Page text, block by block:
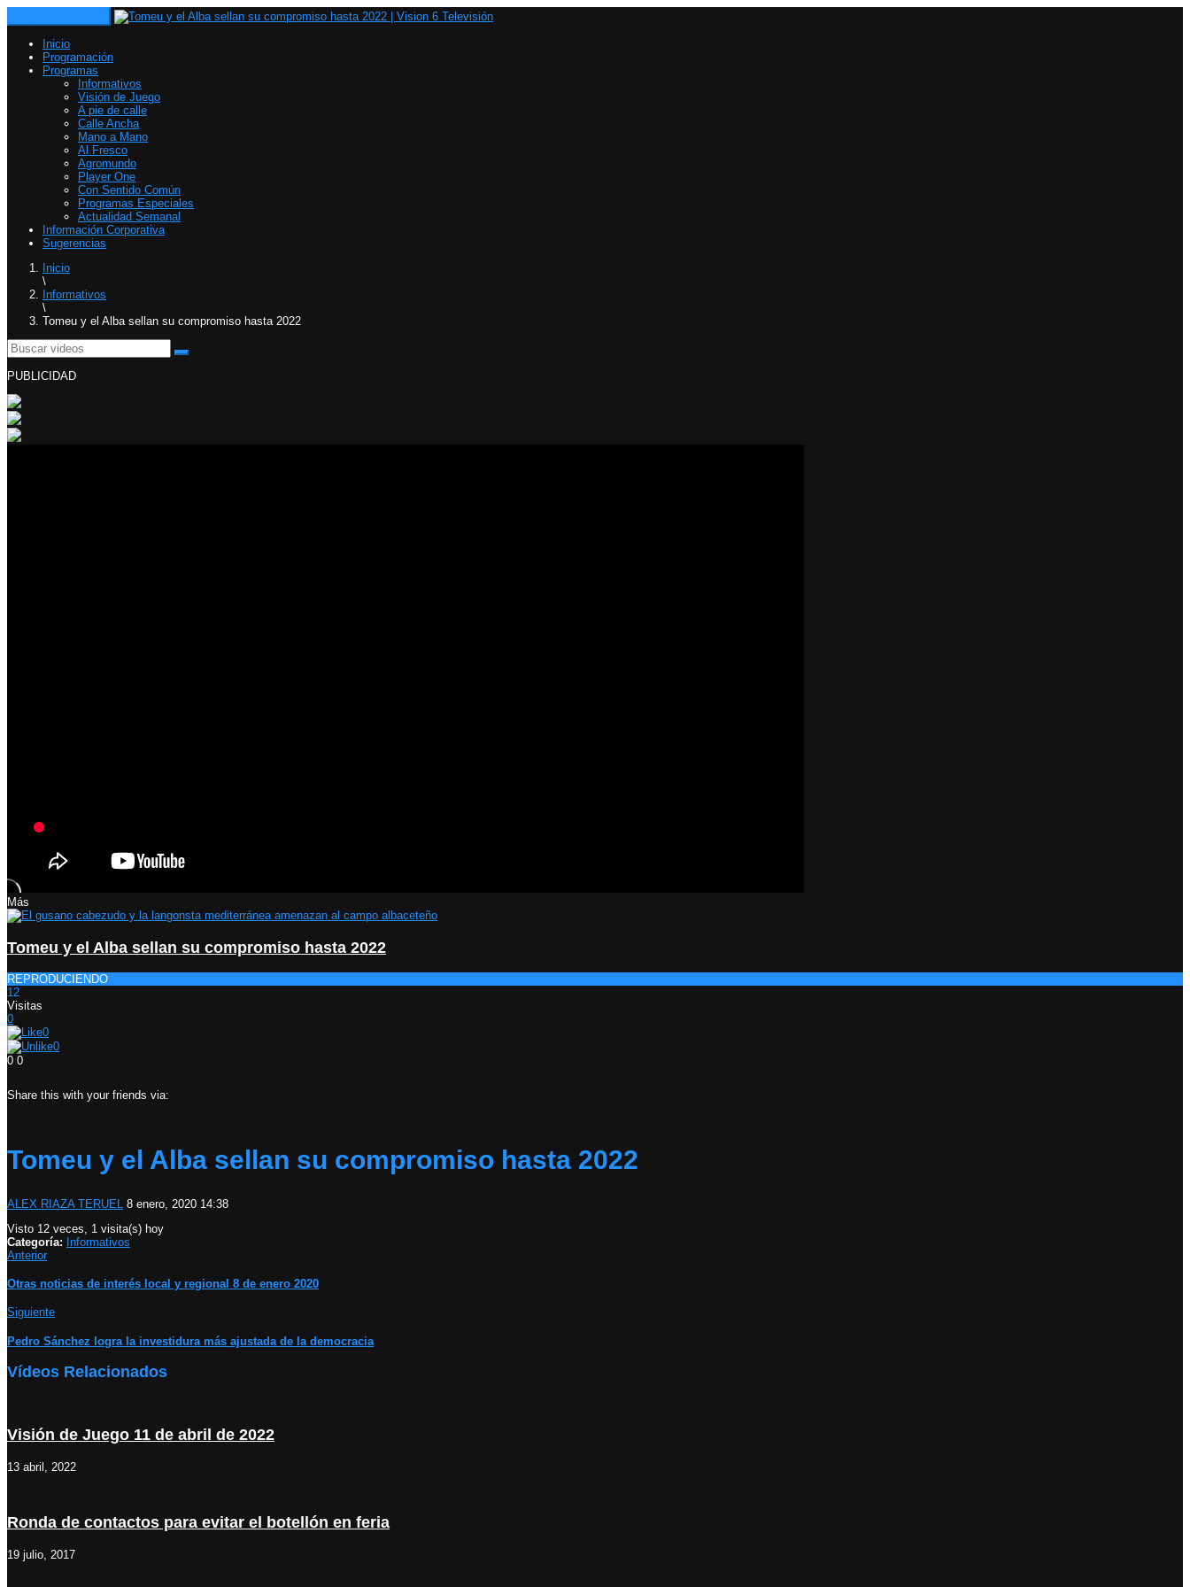
Inicio
Programación
Programas
Informativos
Visión de Juego
A pie de calle
Calle Ancha
Mano a Mano
Al Fresco
Agromundo
Player One
Con Sentido Común
Programas Especiales
Actualidad Semanal
Información Corporativa
Sugerencias
Inicio
\
Informativos
\
Tomeu y el Alba sellan su compromiso hasta 2022
PUBLICIDAD
Más
Tomeu y el Alba sellan su compromiso hasta 2022
REPRODUCIENDO
12
Visitas
0
0
0
0 0
Share this with your friends via:
Tomeu y el Alba sellan su compromiso hasta 2022
ALEX RIAZA TERUEL
8 enero, 2020 14:38
Visto 12 veces, 1 visita(s) hoy
Categoría: Informativos
Anterior
Otras noticias de interés local y regional 8 de enero 2020
Siguiente
Pedro Sánchez logra la investidura más ajustada de la democracia
Vídeos Relacionados
Visión de Juego 11 de abril de 2022
13 abril, 2022
Ronda de contactos para evitar el botellón en feria
19 julio, 2017